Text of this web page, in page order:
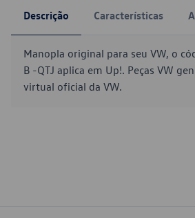
Descrição Características
Manopla original para seu VW, o
B -QTJ aplica em Up!. Peças VW
virtual oficial da VW.